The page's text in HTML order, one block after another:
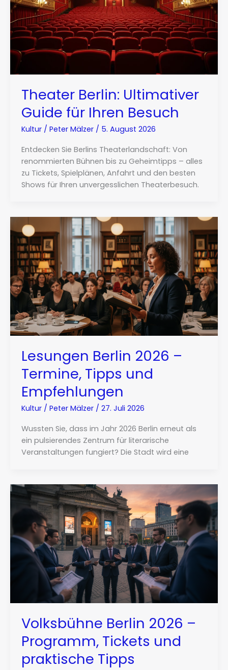
Theater Berlin: Ultimativer
Guide für Ihren Besuch
Kultur/ Peter Mälzer / 5. August 2026
Entdecken Sie Berlins Theaterlandschaft: Von
renommierten Bühnen bis zu Geheimtipps – alles
zu Tickets, Spielplänen, Anfahrt und den besten
Shows für Ihren unvergesslichen Theaterbesuch.
Lesungen Berlin 2026 –
Termine, Tipps und
Empfehlungen
Kultur/ Peter Mälzer / 27. Juli 2026
Wussten Sie, dass im Jahr 2026 Berlin erneut als
ein pulsierendes Zentrum für literarische
Veranstaltungen fungiert? Die Stadt wird eine
Volksbühne Berlin 2026 –
Programm, Tickets und
praktische Tipps